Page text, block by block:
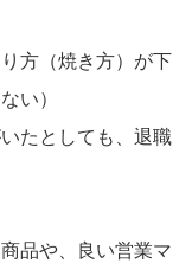
方（焼き方）が下
い）
たとしても、退職
品や、良い営業マ